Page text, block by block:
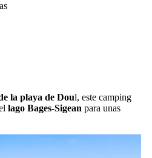
la playa de Doul, este camping
lago Bages-Sigean para unas